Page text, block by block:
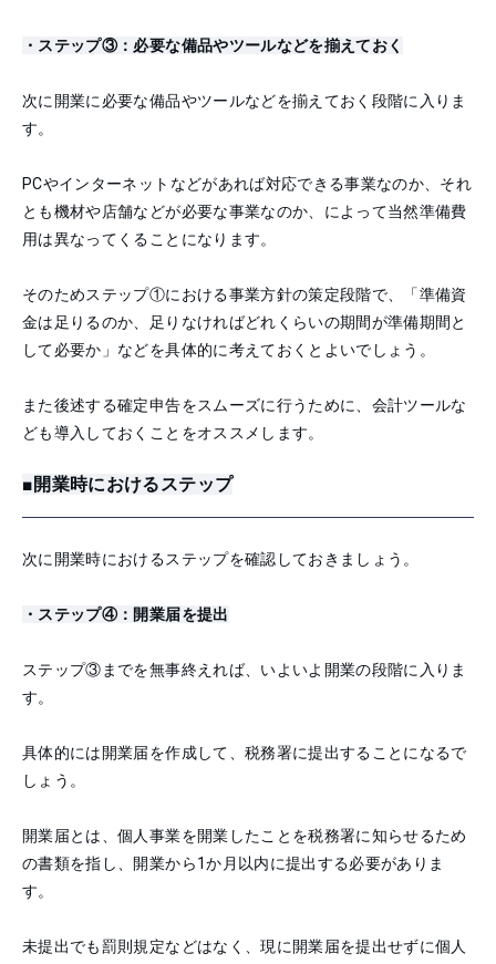
・ステップ③：必要な備品やツールなどを揃えておく
次に開業に必要な備品やツールなどを揃えておく段階に入りま
す。
PCやインターネットなどがあれば対応できる事業なのか、それ
とも機材や店舗などが必要な事業なのか、によって当然準備費
用は異なってくることになります。
そのためステップ①における事業方針の策定段階で、「準備資
金は足りるのか、足りなければどれくらいの期間が準備期間と
して必要か」などを具体的に考えておくとよいでしょう。
また後述する確定申告をスムーズに行うために、会計ツールな
ども導入しておくことをオススメします。
■開業時におけるステップ
次に開業時におけるステップを確認しておきましょう。
・ステップ④：開業届を提出
ステップ③までを無事終えれば、いよいよ開業の段階に入りま
す。
具体的には開業届を作成して、税務署に提出することになるで
しょう。
開業届とは、個人事業を開業したことを税務署に知らせるため
の書類を指し、開業から1か月以内に提出する必要がありま
す。
未提出でも罰則規定などはなく、現に開業届を提出せずに個人